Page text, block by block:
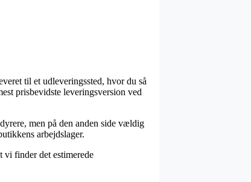
til et udleveringssted, hvor du så
prisbevidste leveringsversion ved
men på den anden side vældig
arbejdslager.
vi finder det estimerede